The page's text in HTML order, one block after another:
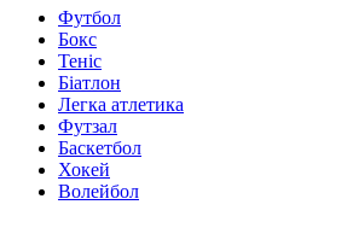
Футбол
Бокс
Теніс
Біатлон
Легка атлетика
Футзал
Баскетбол
Хокей
Волейбол